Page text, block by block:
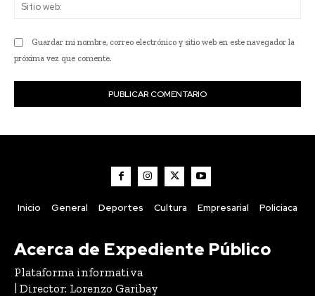
Guardar mi nombre, correo electrónico y sitio web en este navegador la
próxima vez que comente.
Inicio General Deportes Cultura Empresarial Policiaca
Acerca de Expediente Público
Plataforma informativa
| Director: Lorenzo Garibay